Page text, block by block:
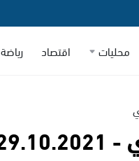
محليات اقتصاد رياضة